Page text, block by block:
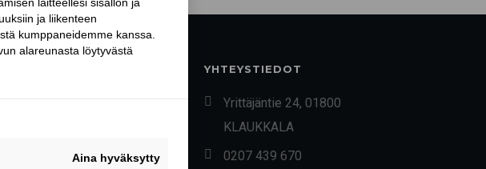
YHTEYSTIEDOT
Yrittäjäntie 24, 01800
KLAUKKALA
0207 439 670